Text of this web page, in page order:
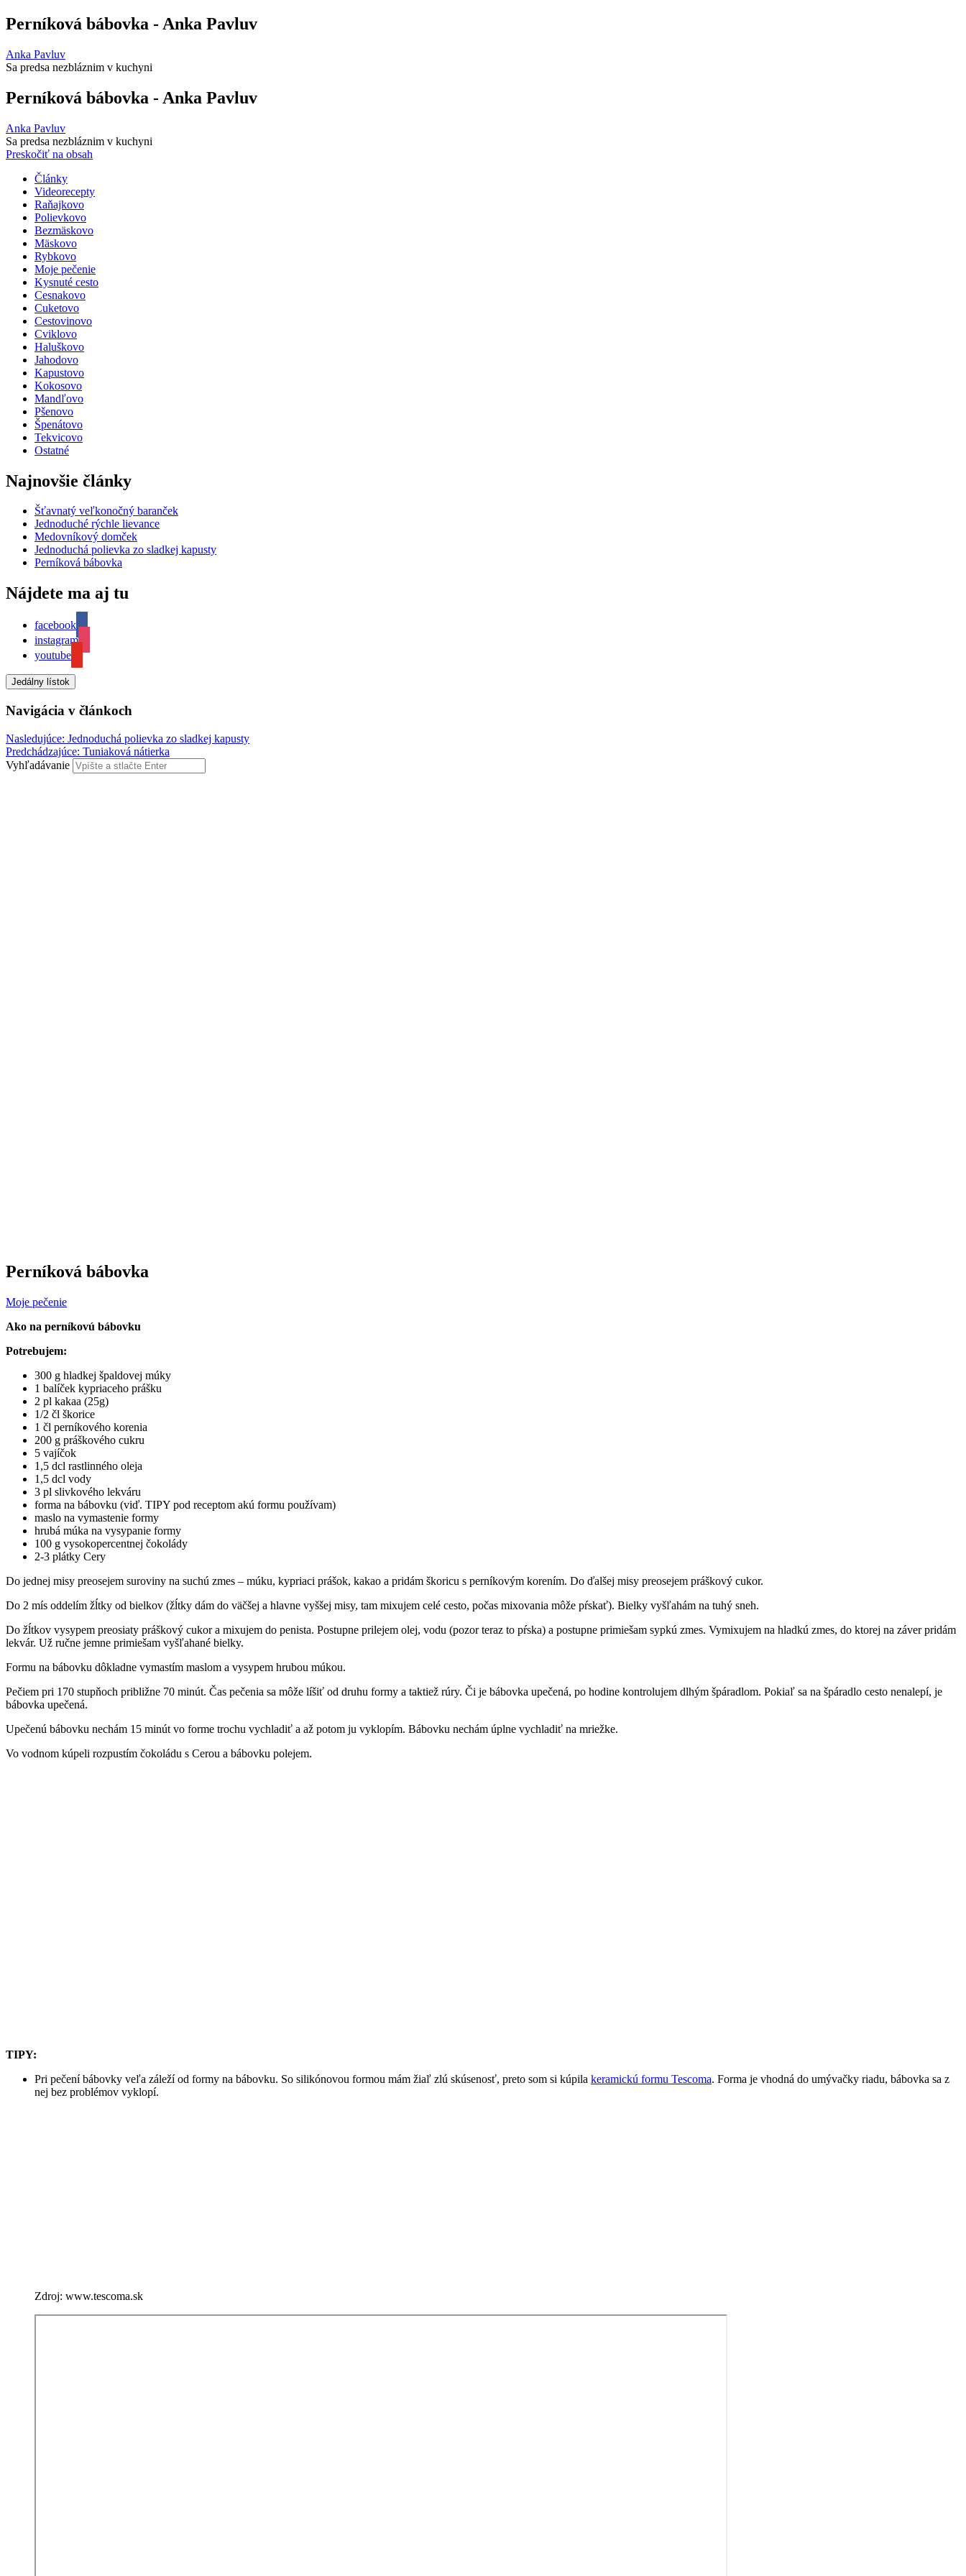
Perníková bábovka - Anka Pavluv
Anka Pavluv
Sa predsa nezbláznim v kuchyni
Perníková bábovka - Anka Pavluv
Anka Pavluv
Sa predsa nezbláznim v kuchyni
Preskočiť na obsah
Články
Videorecepty
Raňajkovo
Polievkovo
Bezmäskovo
Mäskovo
Rybkovo
Moje pečenie
Kysnuté cesto
Cesnakovo
Cuketovo
Cestovinovo
Cviklovo
Haluškovo
Jahodovo
Kapustovo
Kokosovo
Mandľovo
Pšenovo
Špenátovo
Tekvicovo
Ostatné
Najnovšie články
Šťavnatý veľkonočný baranček
Jednoduché rýchle lievance
Medovníkový domček
Jednoduchá polievka zo sladkej kapusty
Perníková bábovka
Nájdete ma aj tu
facebook
instagram
youtube
Jedálny lístok
Navigácia v článkoch
Nasledujúce: Jednoduchá polievka zo sladkej kapusty
Predchádzajúce: Tuniaková nátierka
Vyhľadávanie
Perníková bábovka
Moje pečenie
Ako na perníkovú bábovku
Potrebujem:
300 g hladkej špaldovej múky
1 balíček kypriaceho prášku
2 pl kakaa (25g)
1/2 čl škorice
1 čl perníkového korenia
200 g práškového cukru
5 vajíčok
1,5 dcl rastlinného oleja
1,5 dcl vody
3 pl slivkového lekváru
forma na bábovku (viď. TIPY pod receptom akú formu používam)
maslo na vymastenie formy
hrubá múka na vysypanie formy
100 g vysokopercentnej čokolády
2-3 plátky Cery
Do jednej misy preosejem suroviny na suchú zmes – múku, kypriaci prášok, kakao a pridám škoricu s perníkovým korením. Do ďalšej misy preosejem práškový cukor.
Do 2 mís oddelím žĺtky od bielkov (žĺtky dám do väčšej a hlavne vyššej misy, tam mixujem celé cesto, počas mixovania môže pŕskať). Bielky vyšľahám na tuhý sneh.
Do žĺtkov vysypem preosiaty práškový cukor a mixujem do penista. Postupne prilejem olej, vodu (pozor teraz to pŕska) a postupne primiešam sypkú zmes. Vymixujem na hladkú zmes, do ktorej na záver pridám
lekvár. Už ručne jemne primiešam vyšľahané bielky.
Formu na bábovku dôkladne vymastím maslom a vysypem hrubou múkou.
Pečiem pri 170 stupňoch približne 70 minút. Čas pečenia sa môže líšiť od druhu formy a taktiež rúry. Či je bábovka upečená, po hodine kontrolujem dlhým špáradlom. Pokiaľ sa na špáradlo cesto nenalepí, je
bábovka upečená.
Upečenú bábovku nechám 15 minút vo forme trochu vychladiť a až potom ju vyklopím. Bábovku nechám úplne vychladiť na mriežke.
Vo vodnom kúpeli rozpustím čokoládu s Cerou a bábovku polejem.
TIPY:
Pri pečení bábovky veľa záleží od formy na bábovku. So silikónovou formou mám žiaľ zlú skúsenosť, preto som si kúpila keramickú formu Tescoma. Forma je vhodná do umývačky riadu, bábovka sa z
nej bez problémov vyklopí.
Zdroj: www.tescoma.sk